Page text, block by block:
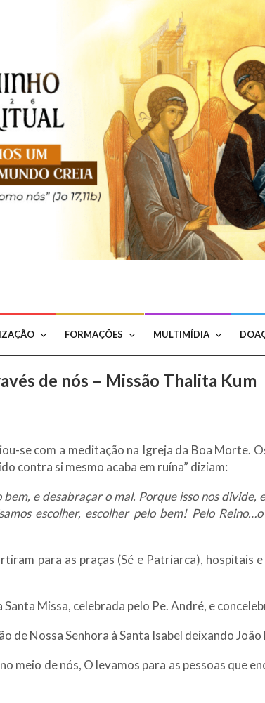
FORMAÇÕES MULTIMÍDIA
de nós – Missão Thalita Kum
se com a meditação na Igreja da Boa Morte.
contra si mesmo acaba em ruína” diziam:
bem, e desabraçar o mal. Porque isso nos
escolher, escolher pelo bem! Pelo
para as praças (Sé e Patriarca), hospitais
Missa, celebrada pelo Pe. André, e
de Nossa Senhora à Santa Isabel deixando
meio de nós, O levamos para as pessoas que